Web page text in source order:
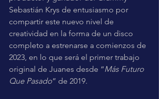
Sebastián Krys de entusiasmo por
compartir este nuevo nivel de
creatividad en la forma de un disco
completo a estrenarse a comienzos de
2023, en lo que será el primer trabajo
original de Juanes desde “Más Futuro
Que Pasado” de 2019.